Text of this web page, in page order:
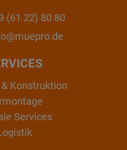
(61 22) 80 80
Konstruktion
Services